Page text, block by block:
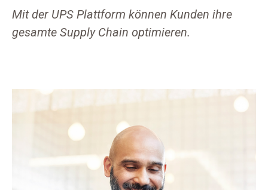
Mit der UPS Plattform können Kunden ihre
gesamte Supply Chain optimieren.​